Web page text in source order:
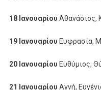
18 Ιανουαρίου Αθανάσιος,
19 Ιανουαρίου Ευφρασία,
20 Ιανουαρίου Ευθύμιος,
21 Ιανουαρίου Αγνή,